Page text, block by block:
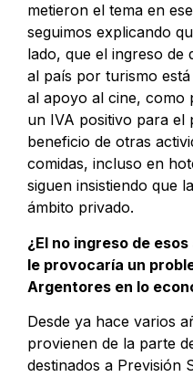
metieron el tema en
seguimos explicando
lado, que el ingreso de
al país por turismo
al apoyo al cine, como
un IVA positivo para el
beneficio de otras
comidas, incluso en
siguen insistiendo que
ámbito privado.
¿El no ingreso de
le provocaría un
Argentores en lo
Desde ya hace varios
provienen de la parte
destinados a Previsión